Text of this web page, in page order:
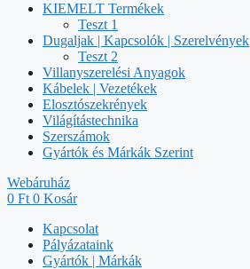
KIEMELT Termékek
Teszt 1
Dugaljak | Kapcsolók | Szerelvények
Teszt 2
Villanyszerelési Anyagok
Kábelek | Vezetékek
Elosztószekrények
Világítástechnika
Szerszámok
Gyártók és Márkák Szerint
Webáruház
0 Ft 0 Kosár
Kapcsolat
Pályázataink
Gyártók | Márkák